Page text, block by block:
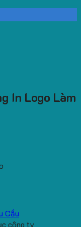
Cầu
In Logo Làm